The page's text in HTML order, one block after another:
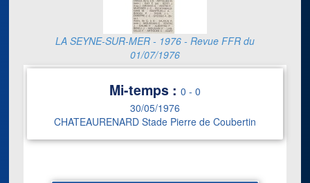
LA SEYNE-SUR-MER - 1976 - Revue FFR du
01/07/1976
Mi-temps : 0 - 0
30/05/1976
CHATEAURENARD Stade Pierre de Coubertin